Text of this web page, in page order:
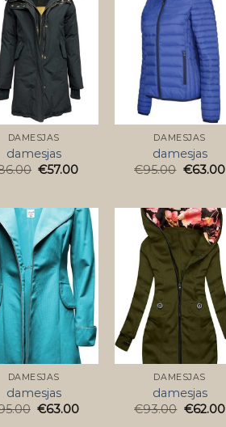
DAMESJAS
damesjas
€57.00
DAMESJAS
damesjas
€95.00 €63.00
DAMESJAS
damesjas
€63.00
DAMESJAS
damesjas
€93.00 €62.00